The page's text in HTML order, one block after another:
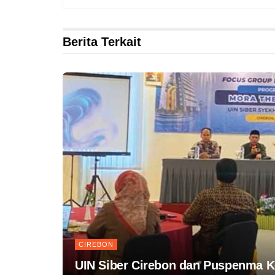
Berita Terkait
CIREBON
UIN Siber Cirebon dan Puspenma